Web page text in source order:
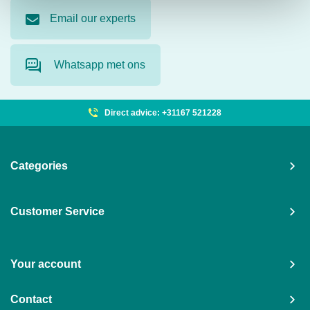
Email our experts
Whatsapp met ons
Direct advice: +31167 521228
Categories
Customer Service
Your account
Contact